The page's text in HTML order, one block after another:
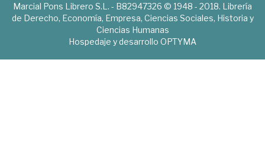
Marcial Pons Librero S.L. - B82947326 © 1948 - 2018. Librería
de Derecho, Economía, Empresa, Ciencias Sociales, Historia y
Ciencias Humanas
Hospedaje y desarrollo OPTYMA